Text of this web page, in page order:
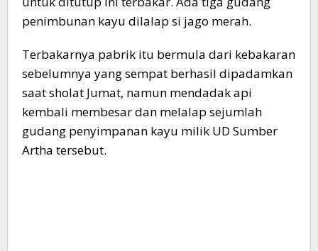
penimbunan kayu dilalap si jago merah.
Terbakarnya pabrik itu bermula dari kebakaran
sebelumnya yang sempat berhasil dipadamkan
saat sholat Jumat, namun mendadak api
kembali membesar dan melalap sejumlah
gudang penyimpanan kayu milik UD Sumber
Artha tersebut.